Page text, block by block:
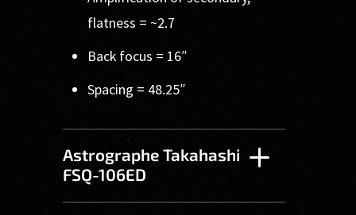
flatness = ~2.7
Back focus = 16″
Spacing = 48.25″
Astrographe Takahashi
FSQ-106ED